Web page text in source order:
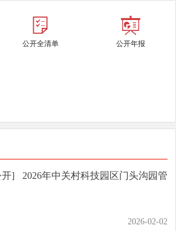
公开全清单 公开年报
开] 2026年中关村科技园区门头沟园管
2026-02-02